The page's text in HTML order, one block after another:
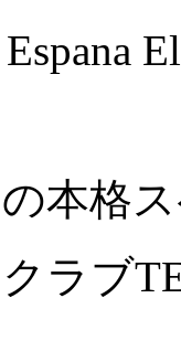
本格
ラブ